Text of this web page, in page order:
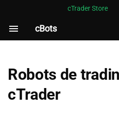
cTrader Store
cBots
I
iRobots de
cTrader